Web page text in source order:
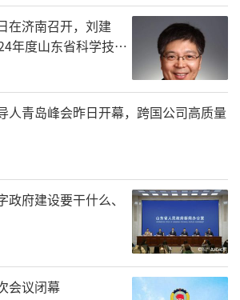
音和小红书，“烟火指数·成
2026年最出圈的城市双年
·歌唱》成了很多观众公
点。这件位于入馆处的大型
制细竹丝编织成流动的彩色
翔的轨迹与歌唱的音浪，色
城市气质。打卡的标签不是
代艺术，而是东方美学和“马
瓶车的外卖小哥，一头扎进墙
桌摆在房间中央；“跑得脱，
在济南召开，刘建
年度山东省科学技术
人青岛峰会昨日开幕，跨国公司高质量
府建设要干什么、
会议闭幕